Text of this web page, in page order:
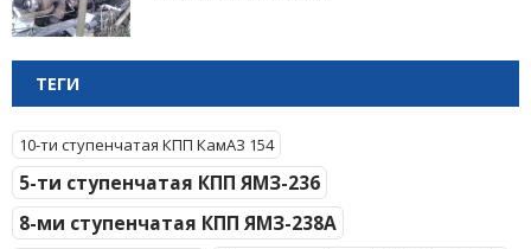
ТЕГИ
10-ти ступенчатая КПП КамАЗ 154
5-ти ступенчатая КПП ЯМЗ-236
8-ми ступенчатая КПП ЯМЗ-238А